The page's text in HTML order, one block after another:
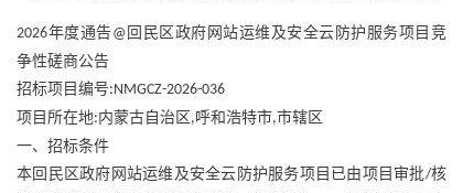
2026年度通告@ 回民区政府网站运维及安全云防护服务项目竞
争性磋商公告
招标项目编号:NMGCZ-2026-036
项目所在地:内蒙古自治区 ,呼和浩特市,市辖区
一、招标条件
本回民区政府网站运维及安全云防护服务项目已由项目审批/核